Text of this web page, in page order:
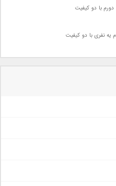
با دو کیفیت
یه نفری با دو کیفیت